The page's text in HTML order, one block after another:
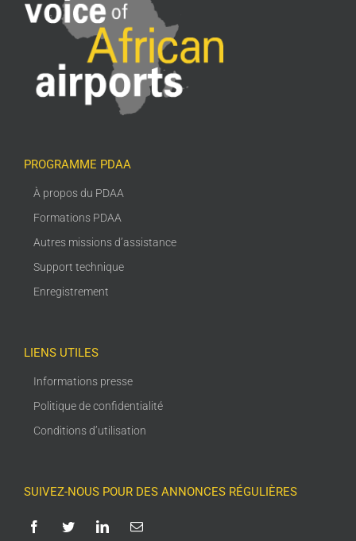
PROGRAMME PDAA
À propos du PDAA
Formations PDAA
Autres missions d’assistance
Support technique
Enregistrement
LIENS UTILES
Informations presse
Politique de confidentialité
Conditions d’utilisation
SUIVEZ-NOUS POUR DES ANNONCES RÉGULIÈRES